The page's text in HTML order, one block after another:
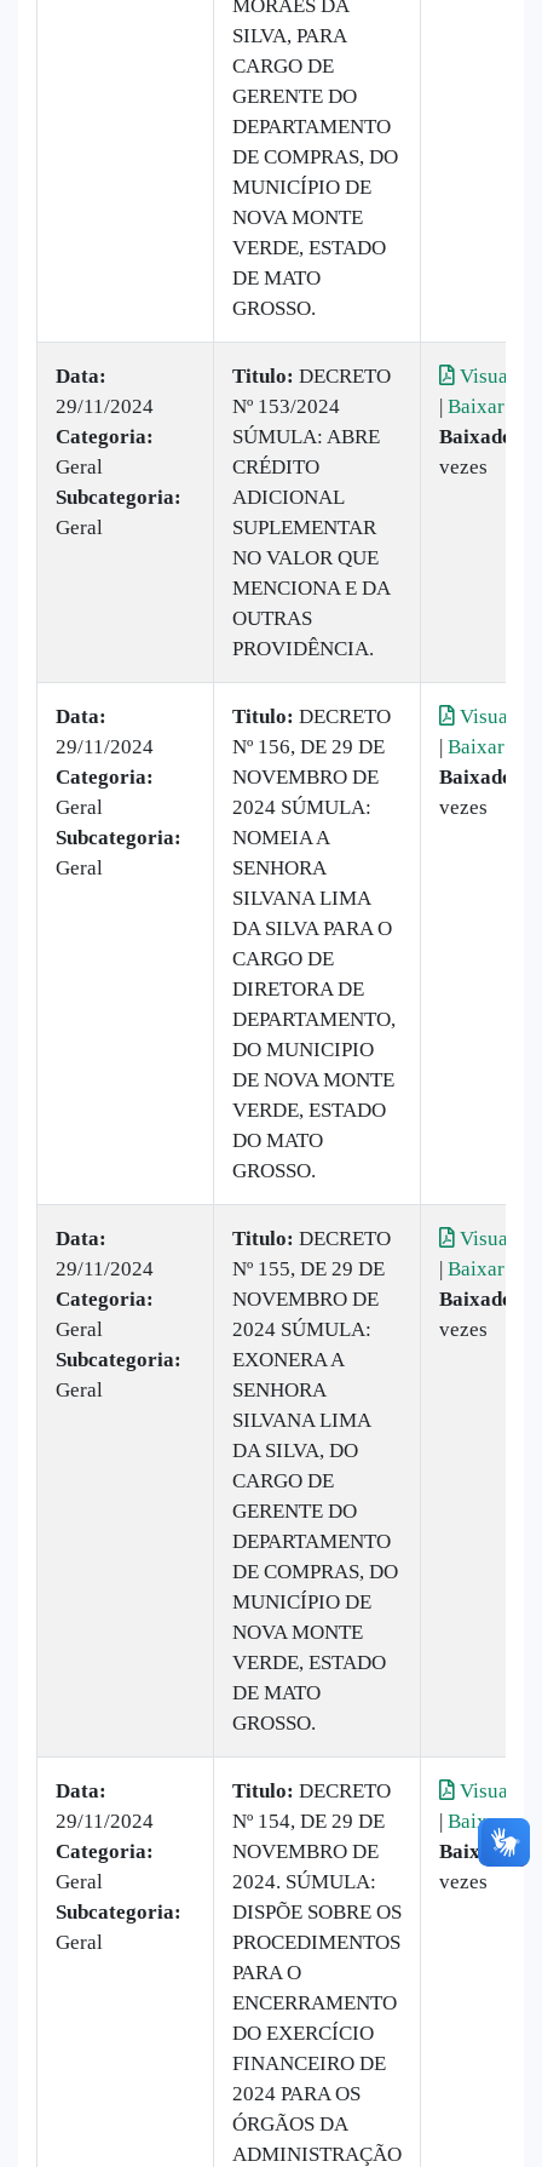
MORAES DA
SILVA, PARA
CARGO DE
GERENTE DO
DEPARTAMENTO
DE COMPRAS, DO
MUNICÍPIO DE
NOVA MONTE
VERDE, ESTADO
DE MATO
GROSSO.
Data:
29/11/2024
Categoria:
Geral
Subcategoria:
Geral
Titulo: DECRETO
Nº 153/2024
SÚMULA: ABRE
CRÉDITO
ADICIONAL
SUPLEMENTAR
NO VALOR QUE
MENCIONA E DA
OUTRAS
PROVIDÊNCIA.
| Baixar
Baixado:
vezes
Data:
29/11/2024
Categoria:
Geral
Subcategoria:
Geral
Titulo: DECRETO
Nº 156, DE 29 DE
NOVEMBRO DE
2024 SÚMULA:
NOMEIA A
SENHORA
SILVANA LIMA
DA SILVA PARA O
CARGO DE
DIRETORA DE
DEPARTAMENTO,
DO MUNICIPIO
DE NOVA MONTE
VERDE, ESTADO
DO MATO
GROSSO.
| Baixar
Baixado:
vezes
Data:
29/11/2024
Categoria:
Geral
Subcategoria:
Geral
Titulo: DECRETO
Nº 155, DE 29 DE
NOVEMBRO DE
2024 SÚMULA:
EXONERA A
SENHORA
SILVANA LIMA
DA SILVA, DO
CARGO DE
GERENTE DO
DEPARTAMENTO
DE COMPRAS, DO
MUNICÍPIO DE
NOVA MONTE
VERDE, ESTADO
DE MATO
GROSSO.
| Baixar
Baixado:
vezes
Data:
29/11/2024
Categoria:
Geral
Subcategoria:
Geral
Titulo: DECRETO
Nº 154, DE 29 DE
NOVEMBRO DE
2024. SÚMULA:
DISPÕE SOBRE OS
PROCEDIMENTOS
PARA O
ENCERRAMENTO
DO EXERCÍCIO
FINANCEIRO DE
2024 PARA OS
ÓRGÃOS DA
ADMINISTRAÇÃO
| Baixar
Baixado:
vezes